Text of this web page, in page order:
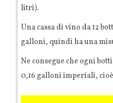
litri).
Una cassa di vino da 12
galloni, quindi ha una
Ne consegue che ogni
0,16 galloni imperiali,